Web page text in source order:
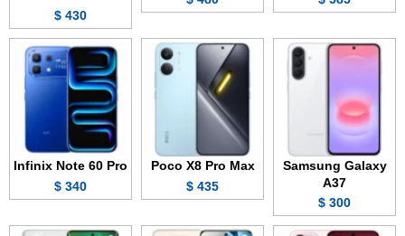
430 $
Samsung Galaxy
A37
300 $
Poco X8 Pro Max
435 $
Infinix Note 60 Pro
340 $